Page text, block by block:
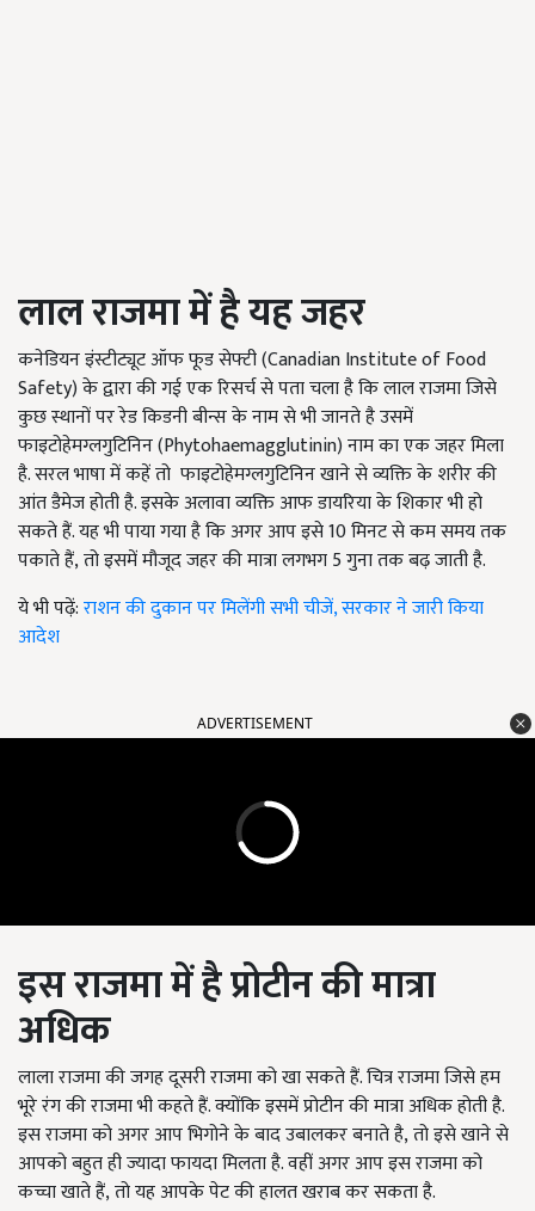
लाल राजमा में है यह जहर
कनेडियन इंस्टीट्यूट ऑफ फूड सेफ्टी (Canadian Institute of Food
Safety) के द्वारा की गई एक रिसर्च से पता चला है कि लाल राजमा जिसे
कुछ स्थानों पर रेड किडनी बीन्स के नाम से भी जानते है उसमें
फाइटोहेमग्लगुटिनिन (Phytohaemagglutinin) नाम का एक जहर मिला
है. सरल भाषा में कहें तो फाइटोहेमग्लगुटिनिन खाने से व्यक्ति के शरीर की
आंत डैमेज होती है. इसके अलावा व्यक्ति आफ डायरिया के शिकार भी हो
सकते हैं. यह भी पाया गया है कि अगर आप इसे 10मिनट से कम समय तक
पकाते हैं, तो इसमें मौजूद जहर की मात्रा लगभग 5गुना तक बढ़ जाती है.
ये भी पढ़ें:राशन की दुकान पर मिलेंगी सभी चीजें, सरकार ने जारी किया
आदेश
ADVERTISEMENT
इस राजमा में है प्रोटीन की मात्रा
अधिक
लाला राजमा की जगह दूसरी राजमा को खा सकते हैं. चित्र राजमा जिसे हम
भूरे रंग की राजमा भी कहते हैं. क्योंकि इसमें प्रोटीन की मात्रा अधिक होती है.
इस राजमा को अगर आप भिगोने के बाद उबालकर बनाते है, तो इसे खाने से
आपको बहुत ही ज्यादा फायदा मिलता है. वहीं अगर आप इस राजमा को
कच्चा खाते हैं, तो यह आपके पेट की हालत खराब कर सकता है.